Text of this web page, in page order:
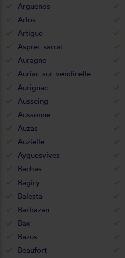
Arguenos
Arlos
Artigue
Aspret-sarrat
Auragne
Auriac-sur-vendinelle
Aurignac
Ausseing
Aussonne
Auzas
Auzielle
Ayguesvives
Bachas
Bagiry
Balesta
Barbazan
Bax
Bazus
Beaufort